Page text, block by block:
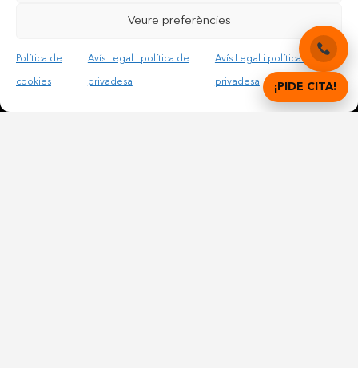
Veure preferències
Política de
cookies
Avís Legal i política de
privadesa
Avís Legal i política de
privadesa
Accepto les condicions legals i la política de privadesa
¡PIDE CITA!